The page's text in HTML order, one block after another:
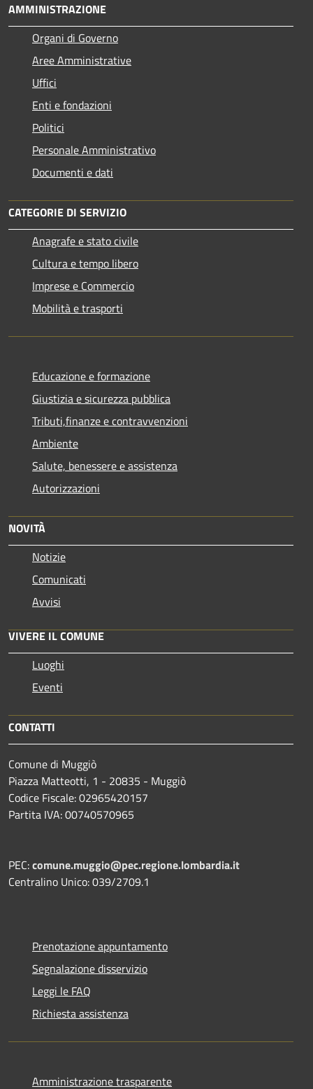
AMMINISTRAZIONE
Organi di Governo
Aree Amministrative
Uffici
Enti e fondazioni
Politici
Personale Amministrativo
Documenti e dati
CATEGORIE DI SERVIZIO
Anagrafe e stato civile
Cultura e tempo libero
Imprese e Commercio
Mobilità e trasporti
Educazione e formazione
Giustizia e sicurezza pubblica
Tributi,finanze e contravvenzioni
Ambiente
Salute, benessere e assistenza
Autorizzazioni
NOVITÀ
Notizie
Comunicati
Avvisi
VIVERE IL COMUNE
Luoghi
Eventi
CONTATTI
Comune di Muggiò
Piazza Matteotti, 1 - 20835 - Muggiò
Codice Fiscale: 02965420157
Partita IVA: 00740570965
PEC:comune.muggio@pec.regione.lombardia.it
Centralino Unico: 039/2709.1
Prenotazione appuntamento
Segnalazione disservizio
Leggi le FAQ
Richiesta assistenza
Amministrazione trasparente